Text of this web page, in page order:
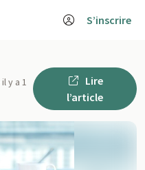
S’inscrire
y a 1
Lire
l’article